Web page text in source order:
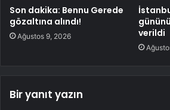
Son dakika: Bennu Gerede
gözaltına alındı!
Ağustos 9, 2026
verildi
Bir yanıt yazın